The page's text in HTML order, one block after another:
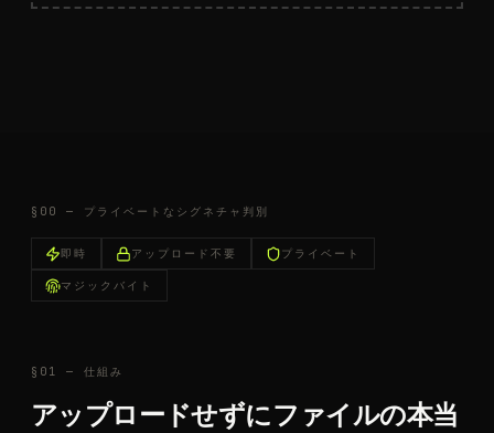
§00 — プライベートなシグネチャ判別
即時 アップロード不要 プライベート
マジックバイト
§01 — 仕組み
アップロードせずにファイルの本当